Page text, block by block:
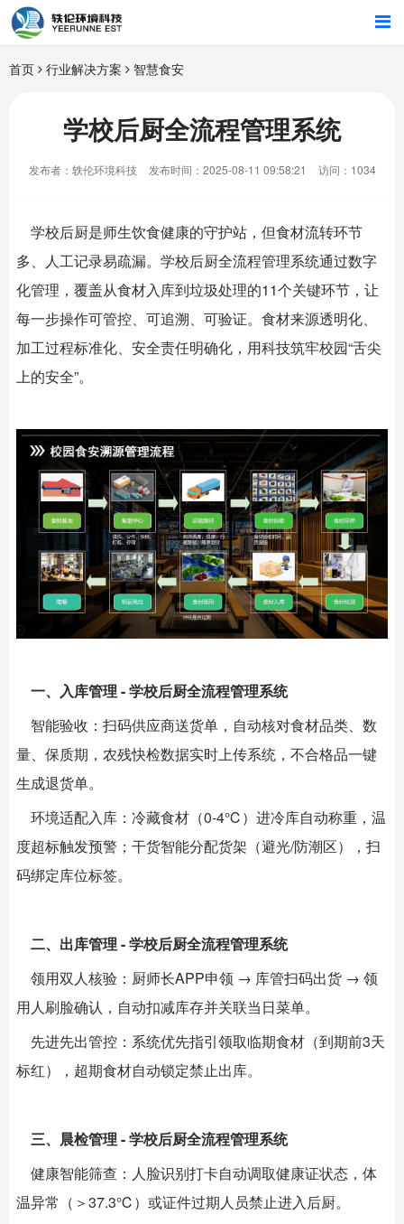
首页
行业解决方案
智能硬件
关于我们
首页 行业解决方案 智慧食安
学校后厨全流程管理系统
发布者：轶伦环境科技 发布时间：2025-08-11 09:58:21 访问：1034
学校后厨是师生饮食健康的守护站，但食材流转环节
多、人工记录易疏漏。学校后厨全流程管理系统通过数字
化管理，覆盖从食材入库到垃圾处理的11个关键环节，让
每一步操作可管控、可追溯、可验证。食材来源透明化、
加工过程标准化、安全责任明确化，用科技筑牢校园“舌尖
上的安全”。
一、入库管理 - 学校后厨全流程管理系统
智能验收：扫码供应商送货单，自动核对食材品类、数
量、保质期，农残快检数据实时上传系统，不合格品一键
生成退货单。
环境适配入库：冷藏食材（0-4℃）进冷库自动称重，温
度超标触发预警；干货智能分配货架（避光/防潮区），扫
码绑定库位标签。
二、出库管理 - 学校后厨全流程管理系统
领用双人核验：厨师长APP申领 → 库管扫码出货 → 领
用人刷脸确认，自动扣减库存并关联当日菜单。
先进先出管控：系统优先指引领取临期食材（到期前3天
标红），超期食材自动锁定禁止出库。
三、晨检管理 - 学校后厨全流程管理系统
健康智能筛查：人脸识别打卡自动调取健康证状态，体
温异常（＞37.3℃）或证件过期人员禁止进入后厨。